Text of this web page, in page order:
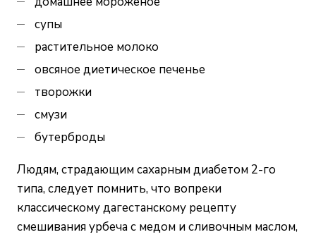
супы
растительное молоко
овсяное диетическое печенье
творожки
смузи
бутерброды
Людям, страдающим сахарным диабетом 2-го
типа, следует помнить, что вопреки
классическому дагестанскому рецепту
смешивания урбеча с медом и сливочным маслом,